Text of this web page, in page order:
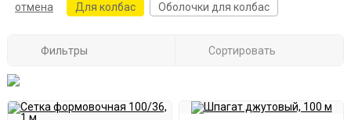
отмена Для колбас Оболочки для колбас
Фильтры Сортировать